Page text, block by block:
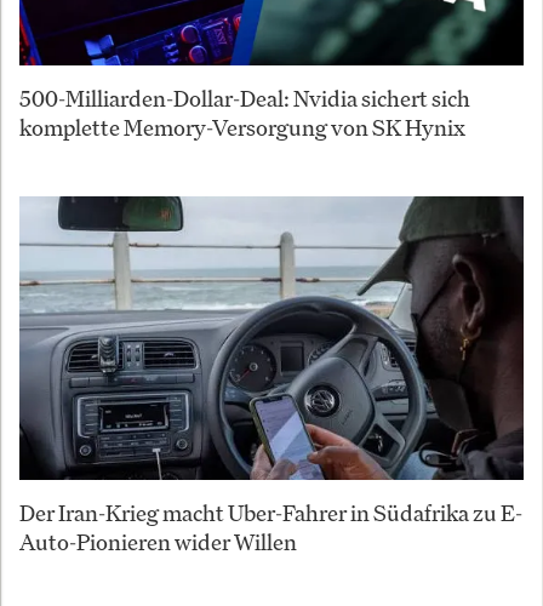
500-Milliarden-Dollar-Deal: Nvidia sichert sich
komplette Memory-Versorgung von SK Hynix
Der Iran-Krieg macht Uber-Fahrer in Südafrika zu E-
Auto-Pionieren wider Willen